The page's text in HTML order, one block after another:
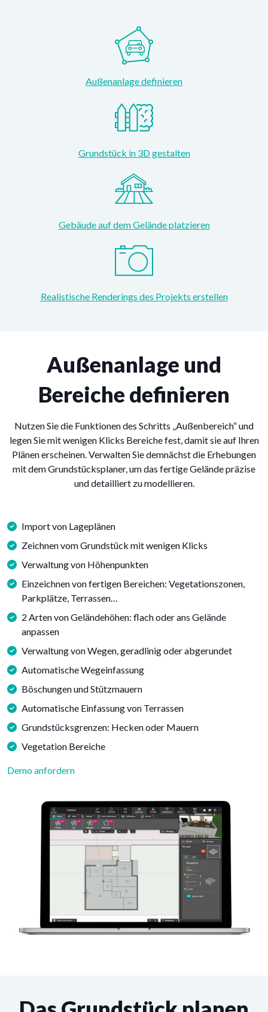
Außenanlage definieren
Grundstück in 3D gestalten
Gebäude auf dem Gelände platzieren
Realistische Renderings des Projekts erstellen
Außenanlage und
Bereiche definieren
Nutzen Sie die Funktionen des Schritts „Außenbereich“ und
legen Sie mit wenigen Klicks Bereiche fest, damit sie auf Ihren
Plänen erscheinen. Verwalten Sie demnächst die Erhebungen
mit dem Grundstücksplaner, um das fertige Gelände präzise
und detailliert zu modellieren.
Import von Lageplänen
Zeichnen vom Grundstück mit wenigen Klicks
Verwaltung von Höhenpunkten
Einzeichnen von fertigen Bereichen: Vegetationszonen,
Parkplätze, Terrassen…
2 Arten von Geländehöhen: flach oder ans Gelände
anpassen
Verwaltung von Wegen, geradlinig oder abgerundet
Automatische Wegeinfassung
Böschungen und Stützmauern
Automatische Einfassung von Terrassen
Grundstücksgrenzen: Hecken oder Mauern
Vegetation Bereiche
Demo anfordern